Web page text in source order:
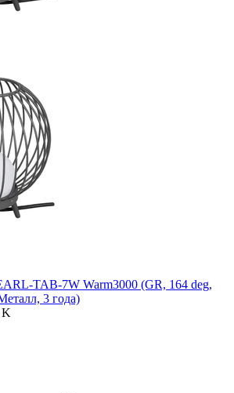
TAB-7W Warm3000 (GR, 164 deg,
3 года)
K